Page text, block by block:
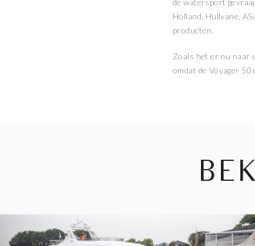
de watersport
Holland, Hullvane,
producten.
Zoals het er nu naar
omdat de Voyager